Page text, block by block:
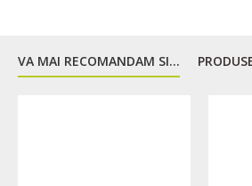
VA MAI RECOMANDAM SI...